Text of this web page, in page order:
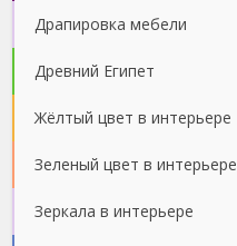
Драпировка мебели
Древний Египет
Жёлтый цвет в интерьере
Зеленый цвет в интерьере
Зеркала в интерьере